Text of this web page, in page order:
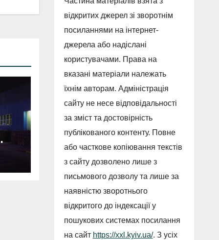
відкритих джерел зі зворотнім
посиланнями на інтернет-
джерела або надіслані
користувачами. Права на
вказані матеріали належать
їхнім авторам. Адміністрація
сайту не несе відповідальності
за зміст та достовірність
публікованого контенту. Повне
або часткове копіювання текстів
з сайту дозволено лише з
письмового дозволу та лише за
наявністю зворотнього
відкритого до індексації у
пошукових системах посилання
на сайт https://xxl.kyiv.ua/. З усіх